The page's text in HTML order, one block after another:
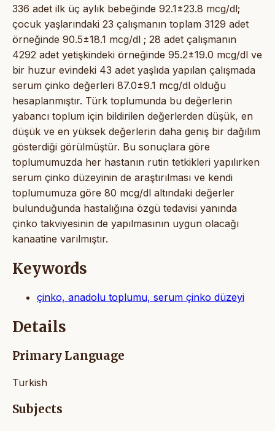
336 adet ilk üç aylık bebeğinde 92.1±23.8 mcg/dl;
çocuk yaşlarındaki 23 çalışmanın toplam 3129 adet
örneğinde 90.5±18.1 mcg/dl ; 28 adet çalışmanın
4292 adet yetişkindeki örneğinde 95.2±19.0 mcg/dl ve
bir huzur evindeki 43 adet yaşlıda yapılan çalışmada
serum çinko değerleri 87.0±9.1 mcg/dl olduğu
hesaplanmıştır. Türk toplumunda bu değerlerin
yabancı toplum için bildirilen değerlerden düşük, en
düşük ve en yüksek değerlerin daha geniş bir dağılım
gösterdiği görülmüştür. Bu sonuçlara göre
toplumumuzda her hastanın rutin tetkikleri yapılırken
serum çinko düzeyinin de araştırılması ve kendi
toplumumuza göre 80 mcg/dl altındaki değerler
bulunduğunda hastalığına özgü tedavisi yanında
çinko takviyesinin de yapılmasının uygun olacağı
kanaatine varılmıştır.
Keywords
çinko, anadolu toplumu, serum çinko düzeyi
Details
Primary Language
Turkish
Subjects